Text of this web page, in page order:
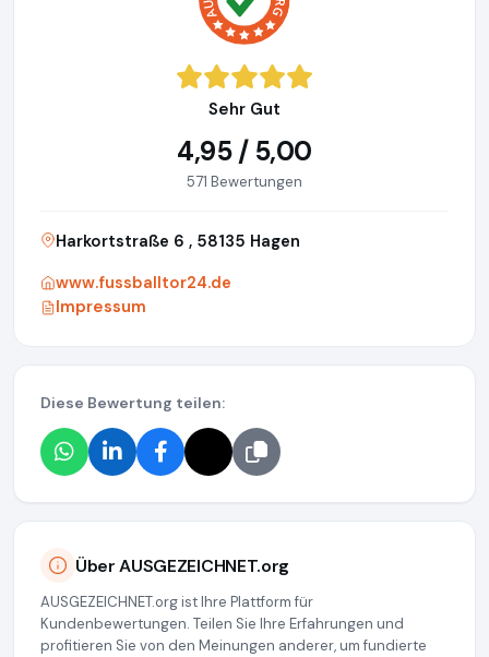
Sehr Gut
4,95 / 5,00
571 Bewertungen
Harkortstraße 6 , 58135 Hagen
www.fussballtor24.de
Impressum
Diese Bewertung teilen:
Über AUSGEZEICHNET.org
AUSGEZEICHNET.org ist Ihre Plattform für
Kundenbewertungen. Teilen Sie Ihre Erfahrungen und
profitieren Sie von den Meinungen anderer, um fundierte